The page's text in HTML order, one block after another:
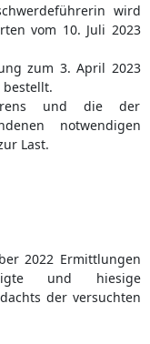
wird
vom 10. Juli 2023
zum 3. April 2023
bestellt.
und die der
notwendigen
Last.
2022 Ermittlungen
und hiesige
der versuchten